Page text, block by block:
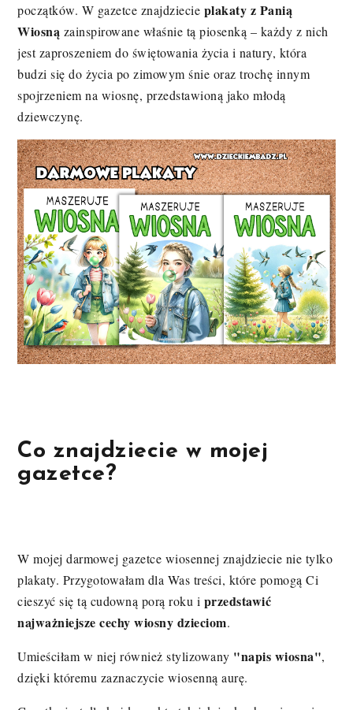
początków. W gazetce znajdziecie plakaty z Panią
Wiosną zainspirowane właśnie tą piosenką – każdy z nich
jest zaproszeniem do świętowania życia i natury, która
budzi się do życia po zimowym śnie oraz trochę innym
spojrzeniem na wiosnę, przedstawioną jako młodą
dziewczynę.
Co znajdziecie w mojej
gazetce?
W mojej darmowej gazetce wiosennej znajdziecie nie tylko
plakaty. Przygotowałam dla Was treści, które pomogą Ci
cieszyć się tą cudowną porą roku i przedstawić
najważniejsze cechy wiosny dzieciom.
Umieściłam w niej również stylizowany "napis wiosna",
dzięki któremu zaznaczycie wiosenną aurę.